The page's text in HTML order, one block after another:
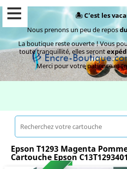
🏝️ C’est les
Nous prenons un peu de repos
La boutique reste ouverte ! Vous
toute tranquillité, elles seront
Merci pour votre patience et
Epson T1293 Magenta
Cartouche Epson